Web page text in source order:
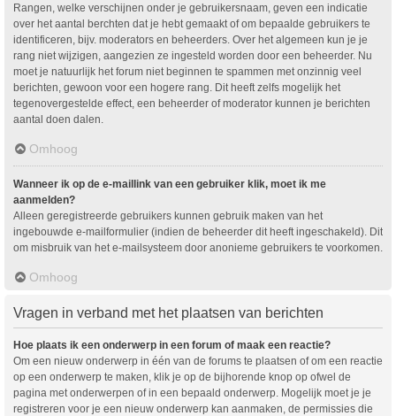
Rangen, welke verschijnen onder je gebruikersnaam, geven een indicatie
over het aantal berchten dat je hebt gemaakt of om bepaalde gebruikers te
identificeren, bijv. moderators en beheerders. Over het algemeen kun je je
rang niet wijzigen, aangezien ze ingesteld worden door een beheerder. Nu
moet je natuurlijk het forum niet beginnen te spammen met onzinnig veel
berichten, gewoon voor een hogere rang. Dit heeft zelfs mogelijk het
tegenovergestelde effect, een beheerder of moderator kunnen je berichten
aantal doen dalen.
Omhoog
Wanneer ik op de e-maillink van een gebruiker klik, moet ik me
aanmelden?
Alleen geregistreerde gebruikers kunnen gebruik maken van het
ingebouwde e-mailformulier (indien de beheerder dit heeft ingeschakeld). Dit
om misbruik van het e-mailsysteem door anonieme gebruikers te voorkomen.
Omhoog
Vragen in verband met het plaatsen van berichten
Hoe plaats ik een onderwerp in een forum of maak een reactie?
Om een nieuw onderwerp in één van de forums te plaatsen of om een reactie
op een onderwerp te maken, klik je op de bijhorende knop op ofwel de
pagina met onderwerpen of in een bepaald onderwerp. Mogelijk moet je je
registreren voor je een nieuw onderwerp kan aanmaken, de permissies die